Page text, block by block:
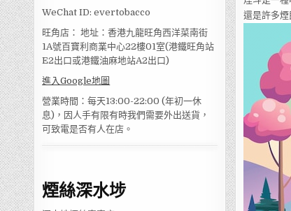
WeChat ID: evertobacco
旺角店： 地址：香港九龍旺角西洋菜南街
1A號百寶利商業中心22樓01室(港鐵旺角站
E2出口或港鐵油麻地站A2出口)
進入Google地圖
營業時間：每天13:00-22:00 (年初一休
息)，因人手有限有時我們需要外出送貨，
可致電是否有人在店。
煙絲深水埗
還是許多煙